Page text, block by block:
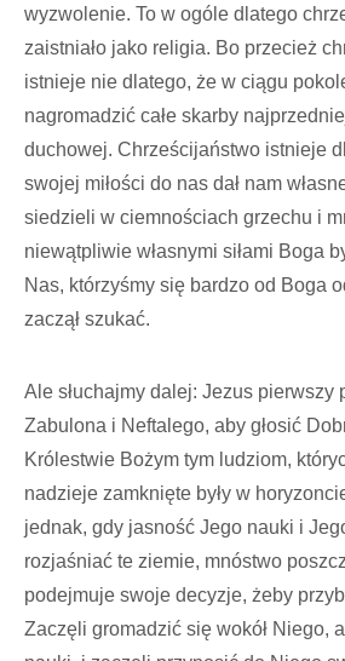
wyzwolenie. To w ogóle dlatego
zaistniało jako religia. Bo przecież
istnieje nie dlatego, że w ciągu
nagromadzić całe skarby
duchowej. Chrześcijaństwo istnieje
swojej miłości do nas dał nam
siedzieli w ciemnościach grzechu i
niewątpliwie własnymi siłami Boga
Nas, którzyśmy się bardzo od Boga
zaczął szukać.
Ale słuchajmy dalej: Jezus pierwszy
Zabulona i Neftalego, aby głosić
Królestwie Bożym tym ludziom,
nadzieje zamknięte były w
jednak, gdy jasność Jego nauki i
rozjaśniać te ziemie, mnóstwo
podejmuje swoje decyzje, żeby
Zaczęli gromadzić się wokół Niego,